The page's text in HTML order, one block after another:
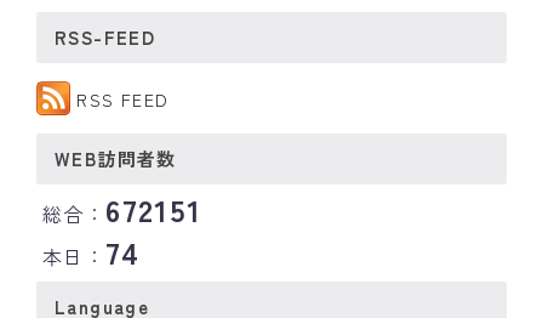
RSS-FEED
RSS FEED
WEB訪問者数
総合： 672151
本日： 74
Language